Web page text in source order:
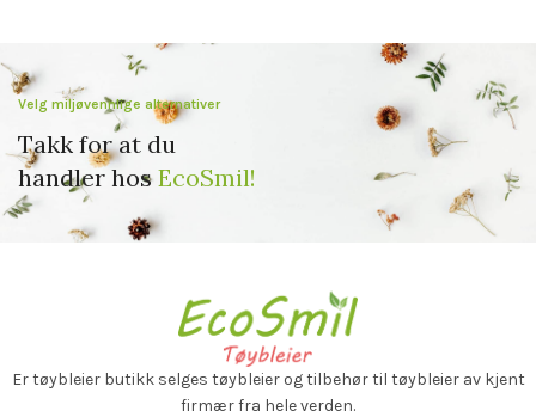
Velg miljøvennlige alternativer
Takk for at du
handler hosEcoSmil!
Er tøybleier butikk selges tøybleier og tilbehør til tøybleier av kjent
firmær fra hele verden.